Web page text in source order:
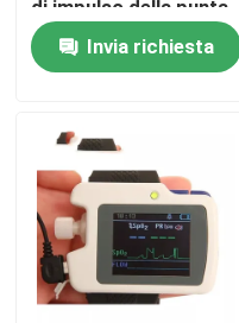
Circa noi
Giro della fabbrica
Contattici
Notizie
di impulso della punta
delle dita di PR pi con
la casa di Rate Spo 2
di impulso
Invia richiesta